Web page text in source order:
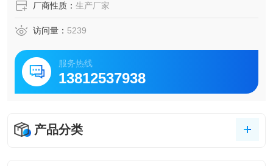
厂商性质： 生产厂家
访问量： 5239
服务热线
13812537938
产品分类